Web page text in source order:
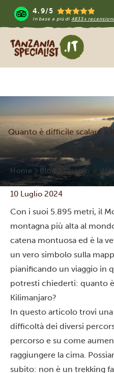
4.9/5
In base a più di 4833+ recensioni
Tanzania Specialist
Quanto è difficile scalare il
Home Blog Quanto è
10 Luglio 2024
Con i suoi 5.895 metri, il
montagna più alta al
catena montuosa ed è la
un vero simbolo sulla
pianificando un viaggio in
potresti chiederti: quanto
Kilimanjaro?
In questo articolo trovi
difficoltà dei diversi
percorso e su come
raggiungere la cima.
subito: non è un trekking